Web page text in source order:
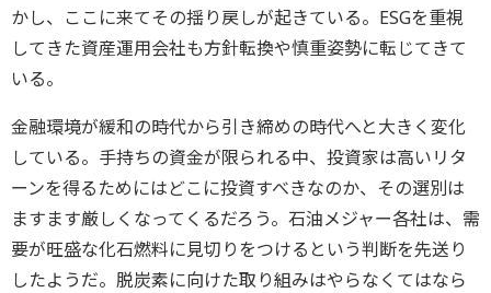
かし、ここに来てその揺り戻しが起きている。ESGを重視
してきた資産運用会社も方針転換や慎重姿勢に転じてきて
いる。
金融環境が緩和の時代から引き締めの時代へと大きく変化
している。手持ちの資金が限られる中、投資家は高いリタ
ーンを得るためにはどこに投資すべきなのか、その選別は
ますます厳しくなってくるだろう。石油メジャー各社は、需
要が旺盛な化石燃料に見切りをつけるという判断を先送り
したようだ。脱炭素に向けた取り組みはやらなくてはなら